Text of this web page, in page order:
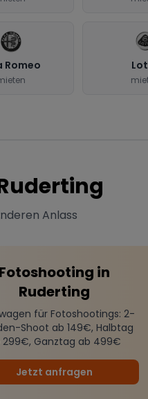
Romeo
Anlass
Fotoshooting in
Ruderting
für Fotoshootings: 2-
Shoot ab 149€, Halbtag
299€, Ganztag ab 499€
Jetzt anfragen